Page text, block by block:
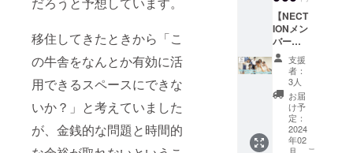
移住してきたときから「こ
の牛舎をなんとか有効に活
用できるスペースにできな
いか？」と考えていました
が、金銭的な問題と時間的
されま
す。 商
品開封
前には
必ずお
届けの
リター
ンに貼
付され
たラベ
ルや注
やかに
お召し
上がり
くださ
い。 ※
原材料
及び添
加物等
の食品
表示は
お届け
商品の
及び、
殻にヒ
ビの
入った
卵は、
なるべ
く早め
に十分
加熱調
理して
お召し
上がり
ジェク
トのた
めにご
用意し
てくだ
さいま
し
た！！
お皿は
長円で
使いや
ことetc.
聞きた
いこと
があれ
ば何で
も聞い
てくだ
さい。
・内
容
WEB会
議アプ
【NECT
IONメン
バーと
オンラ
イン
ミー
ティン
グでき
る権
利】 飯
野高校
支援
者：
3人
お届
け予
定：
2024
年02